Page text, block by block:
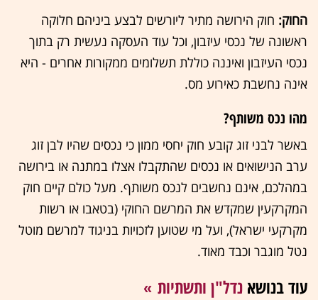
החוק: חוק הירושה מתיר ליורשים לבצע ביניהם חלוקה
ראשונה של נכסי עיזבון, וכל עוד העסקה נעשית רק בתוך
נכסי העיזבון ואיננה כוללת תשלומים ממקורות אחרים - היא
אינה נחשבת כאירוע מס.
מהו נכס משותף?
באשר לבני זוג קובע חוק יחסי ממון כי נכסים שהיו לבן זוג
ערב הנישואים או נכסים שהתקבלו אצלו במתנה או בירושה
במהלכם, אינם נחשבים לנכס משותף. מעל כולם קיים חוק
המקרקעין שמקדש את המרשם החוקי (בטאבו או רשות
מקרקעי ישראל), ועל מי שטוען לזכויות בניגוד למרשם מוטל
נטל מוגבר וכבד מאוד.
עוד בנושא נדל"ן ותשתיות